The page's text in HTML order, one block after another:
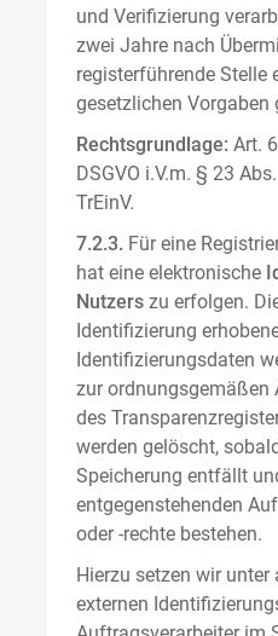
und Verifizierung
zwei Jahre nach
registerführende Stelle
gesetzlichen Vorgaben
Rechtsgrundlage: Art.
DSGVO i.V.m. § 23
TrEinV.
7.2.3. Für eine
hat eine elektronische
Nutzers zu erfolgen.
Identifizierung
Identifizierungsdaten
zur ordnungsgemäßen
des
werden gelöscht,
Speicherung entfällt
entgegenstehenden
oder -rechte bestehen.
Hierzu setzen wir unter
externen